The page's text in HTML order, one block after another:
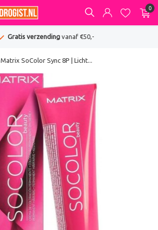
0
Gratis verzendingvanaf €50,-
Matrix SoColor Sync 8P | Licht...